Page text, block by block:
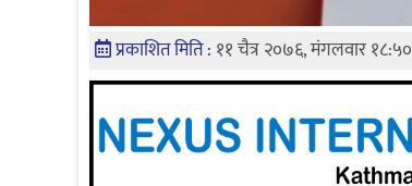
प्रकाशित मिति : ११ चैत्र २०७६, मंगलवार १८:५०